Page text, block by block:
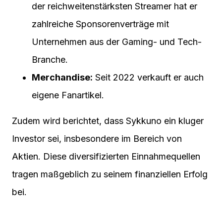
der reichweitenstärksten Streamer hat er
zahlreiche Sponsorenverträge mit
Unternehmen aus der Gaming- und Tech-
Branche.
Merchandise: Seit 2022 verkauft er auch
eigene Fanartikel.
Zudem wird berichtet, dass Sykkuno ein kluger
Investor sei, insbesondere im Bereich von
Aktien. Diese diversifizierten Einnahmequellen
tragen maßgeblich zu seinem finanziellen Erfolg
bei.